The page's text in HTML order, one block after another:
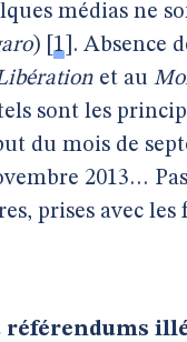
médias ne
) 1 . Absence
et au
sont les
du mois de
2013…
prises avec les